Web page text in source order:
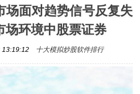
场面对趋势信号反复失
场环境中股票证券
13:19:12 十大模拟炒股软件排行